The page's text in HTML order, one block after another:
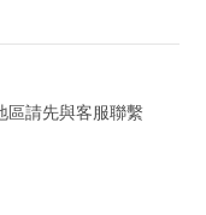
區請先與客服聯繫